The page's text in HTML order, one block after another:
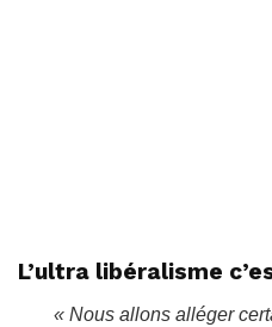
L’ultra libéralisme
« Nous allons alléger